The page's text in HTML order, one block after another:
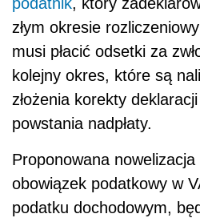
złym okresie
musi płacić odsetki za
kolejny okres, które są
złożenia korekty
powstania nadpłaty.
Proponowana nowelizacja
obowiązek podatkowy w
podatku dochodowym,